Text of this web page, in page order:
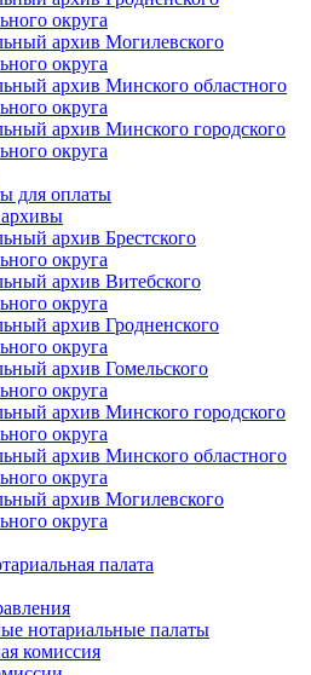
округа
архив Могилевского
округа
архив Минского областного
округа
архив Минского городского
округа
для оплаты
архив Брестского
округа
архив Витебского
округа
архив Гродненского
округа
архив Гомельского
округа
архив Минского городского
округа
архив Минского областного
округа
архив Могилевского
округа
палата
нотариальные палаты
комиссия